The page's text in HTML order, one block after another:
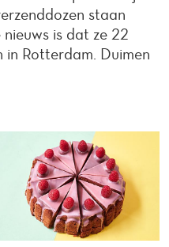
staan
is dat ze 22
Rotterdam. Duimen